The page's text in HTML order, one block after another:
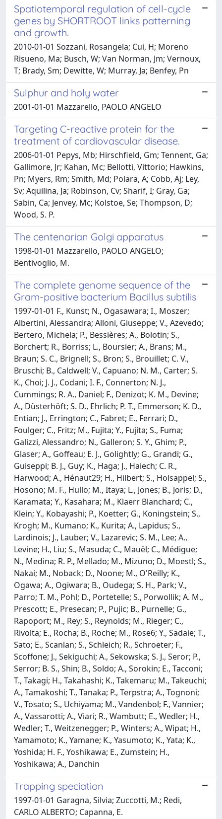
Spatiotemporal regulation of cell-cycle
genes by SHORTROOT links patterning
and growth.
2010-01-01 Sozzani, Rosangela; Cui, H; Moreno
Risueno, Ma; Busch, W; Van Norman, Jm; Vernoux,
T; Brady, Sm; Dewitte, W; Murray, Ja; Benfey, Pn
Sulphur and holy water
2001-01-01 Mazzarello, PAOLO ANGELO
Targeting C-reactive protein for the
treatment of cardiovascular disease.
2006-01-01 Pepys, Mb; Hirschfield, Gm; Tennent, Ga;
Gallimore, Jr; Kahan, Mc; Bellotti, Vittorio; Hawkins,
Pn; Myers, Rm; Smith, Md; Polara, A; Cobb, Aj; Ley,
Sv; Aquilina, Ja; Robinson, Cv; Sharif, I; Gray, Ga;
Sabin, Ca; Jenvey, Mc; Kolstoe, Se; Thompson, D;
Wood, S. P.
The centenarian Golgi apparatus
1998-01-01 Mazzarello, PAOLO ANGELO;
Bentivoglio, M.
The complete genome sequence of the
Gram-positive bacterium Bacillus subtilis
1997-01-01 F., Kunst; N., Ogasawara; I., Moszer;
Albertini, Alessandra; Alloni, Giuseppe; V., Azevedo;
Bertero, Michela; P., Bessières; A., Bolotin; S.,
Borchert; R., Borriss; L., Boursier; A., Brans; M.,
Braun; S. C., Brignell; S., Bron; S., Brouillet; C. V.,
Bruschi; B., Caldwell; V., Capuano; N. M., Carter; S.
K., Choi; J. J., Codani; I. F., Connerton; N. J.,
Cummings; R. A., Daniel; F., Denizot; K. M., Devine;
A., Düsterhöft; S. D., Ehrlich; P. T., Emmerson; K. D.,
Entian; J., Errington; C., Fabret; E., Ferrari; D.,
Foulger; C., Fritz; M., Fujita; Y., Fujita; S., Fuma;
Galizzi, Alessandro; N., Galleron; S. Y., Ghim; P.,
Glaser; A., Goffeau; E. J., Golightly; G., Grandi; G.,
Guiseppi; B. J., Guy; K., Haga; J., Haiech; C. R.,
Harwood; A., Hénaut29; H., Hilbert; S., Holsappel; S.,
Hosono; M. F., Hullo; M., Itaya; L., Jones; B., Joris; D.,
Karamata; Y., Kasahara; M., Klaerr Blanchard; C.,
Klein; Y., Kobayashi; P., Koetter; G., Koningstein; S.,
Krogh; M., Kumano; K., Kurita; A., Lapidus; S.,
Lardinois; J., Lauber; V., Lazarevic; S. M., Lee; A.,
Levine; H., Liu; S., Masuda; C., Mauël; C., Médigue;
N., Medina; R. P., Mellado; M., Mizuno; D., Moestl; S.,
Nakai; M., Noback; D., Noone; M., O'Reilly; K.,
Ogawa; A., Ogiwara; B., Oudega; S. H., Park; V.,
Parro; T. M., Pohl; D., Portetelle; S., Porwollik; A. M.,
Prescott; E., Presecan; P., Pujic; B., Purnelle; G.,
Rapoport; M., Rey; S., Reynolds; M., Rieger; C.,
Rivolta; E., Rocha; B., Roche; M., Rose6; Y., Sadaie; T.,
Sato; E., Scanlan; S., Schleich; R., Schroeter; F.,
Scoffone; J., Sekiguchi; A., Sekowska; S. J., Seror; P.,
Serror; B. S., Shin; B., Soldo; A., Sorokin; E., Tacconi;
T., Takagi; H., Takahashi; K., Takemaru; M., Takeuchi;
A., Tamakoshi; T., Tanaka; P., Terpstra; A., Tognoni;
V., Tosato; S., Uchiyama; M., Vandenbol; F., Vannier;
A., Vassarotti; A., Viari; R., Wambutt; E., Wedler; H.,
Wedler; T., Weitzenegger; P., Winters; A., Wipat; H.,
Yamamoto; K., Yamane; K., Yasumoto; K., Yata; K.,
Yoshida; H. F., Yoshikawa; E., Zumstein; H.,
Yoshikawa; A., Danchin
Trapping speciation
1997-01-01 Garagna, Silvia; Zuccotti, M.; Redi,
CARLO ALBERTO; Capanna, E.